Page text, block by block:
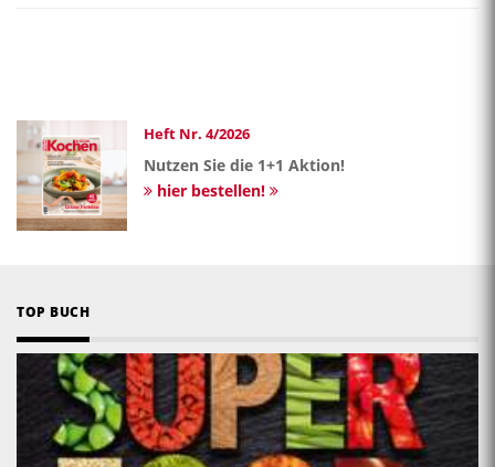
Heft Nr. 4/2026
Nutzen Sie die 1+1 Aktion!
hier bestellen!
TOP BUCH